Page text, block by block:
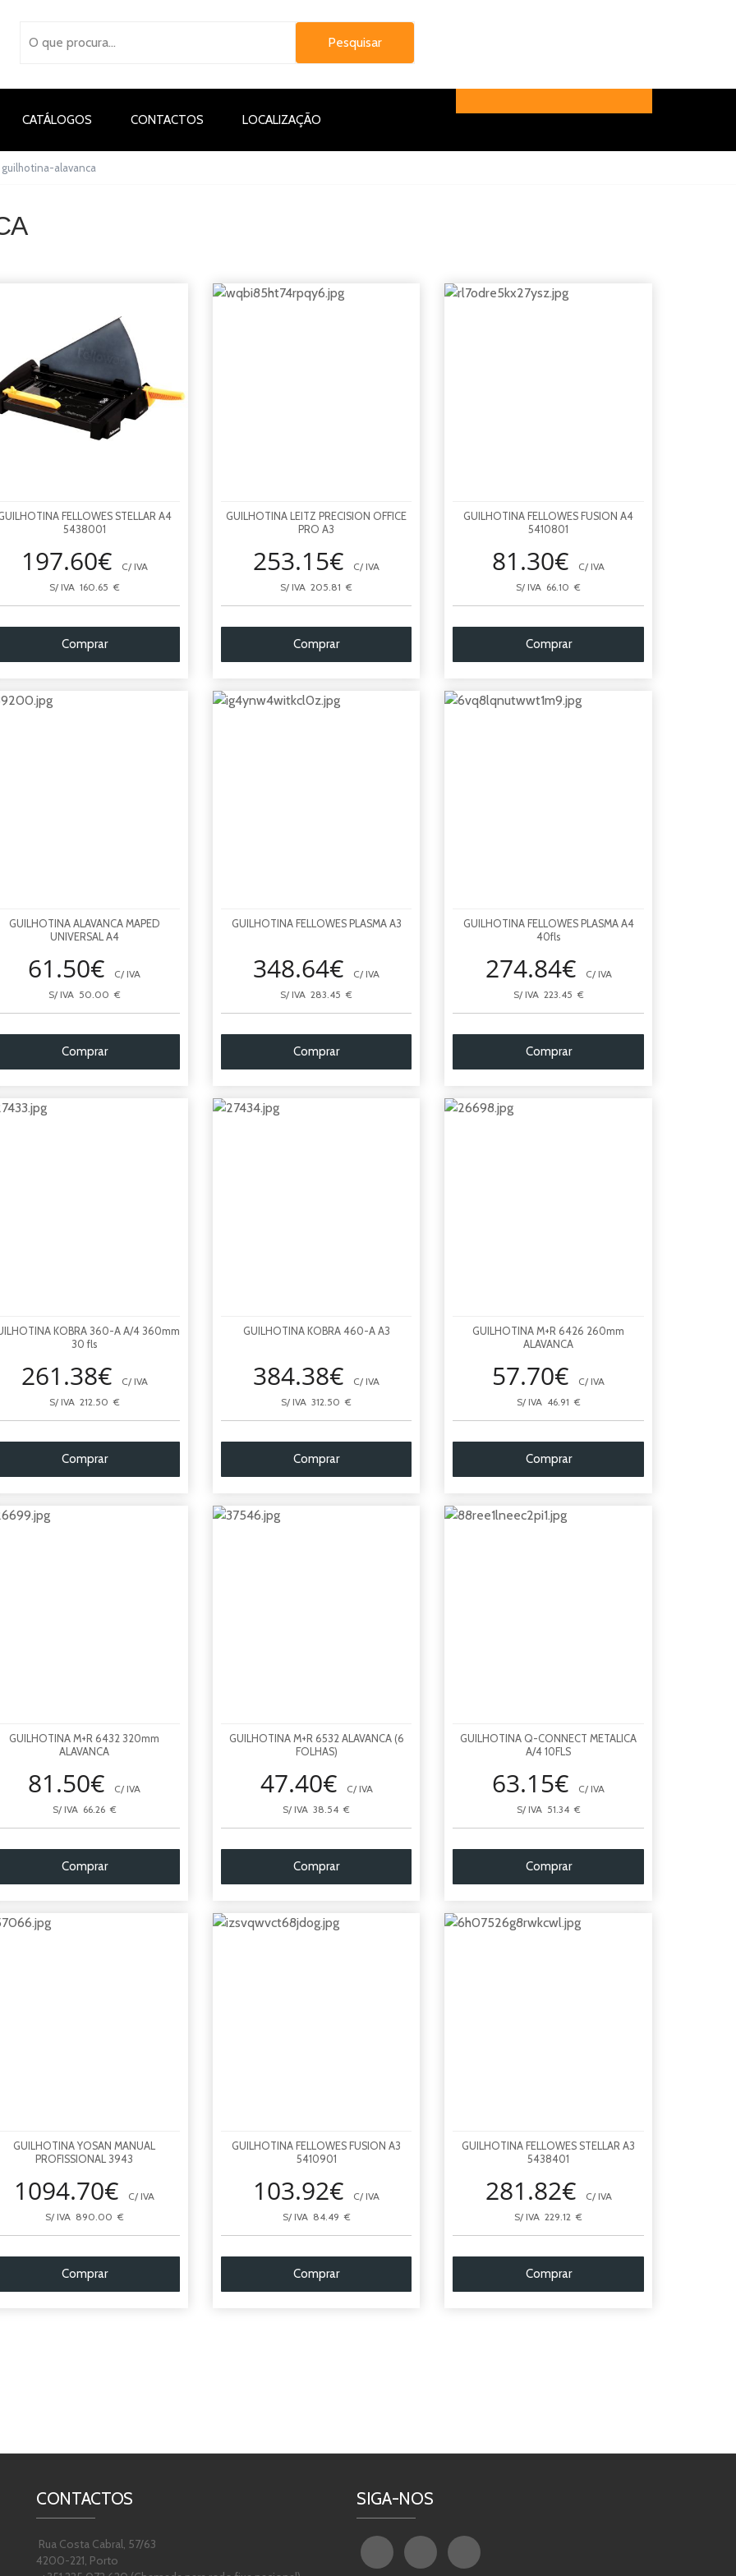
CATÁLOGOS CONTACTOS LOCALIZAÇÃO
guilhotina-alavanca
FELLOWES STELLAR A4
5438001
197.60€
C/ IVA
S/ IVA 160.65 €
Comprar
GUILHOTINA LEITZ PRECISION OFFICE
PRO A3
253.15€
C/ IVA
S/ IVA 205.81 €
Comprar
GUILHOTINA FELLOWES FUSION A4
5410801
81.30€
C/ IVA
S/ IVA 66.10 €
Comprar
GUILHOTINA ALAVANCA MAPED
UNIVERSAL A4
61.50€
C/ IVA
S/ IVA 50.00 €
Comprar
GUILHOTINA FELLOWES PLASMA A3
348.64€
C/ IVA
S/ IVA 283.45 €
Comprar
GUILHOTINA FELLOWES PLASMA A4
40fls
274.84€
C/ IVA
S/ IVA 223.45 €
Comprar
KOBRA 360-A A/4 360mm
30 fls
261.38€
C/ IVA
S/ IVA 212.50 €
Comprar
GUILHOTINA KOBRA 460-A A3
384.38€
C/ IVA
S/ IVA 312.50 €
Comprar
GUILHOTINA M+R 6426 260mm
ALAVANCA
57.70€
C/ IVA
S/ IVA 46.91 €
Comprar
GUILHOTINA M+R 6432 320mm
ALAVANCA
81.50€
C/ IVA
S/ IVA 66.26 €
Comprar
GUILHOTINA M+R 6532 ALAVANCA (6
FOLHAS)
47.40€
C/ IVA
S/ IVA 38.54 €
Comprar
GUILHOTINA Q-CONNECT METALICA
A/4 10FLS
63.15€
C/ IVA
S/ IVA 51.34 €
Comprar
GUILHOTINA YOSAN MANUAL
PROFISSIONAL 3943
1094.70€
C/ IVA
S/ IVA 890.00 €
Comprar
GUILHOTINA FELLOWES FUSION A3
5410901
103.92€
C/ IVA
S/ IVA 84.49 €
Comprar
GUILHOTINA FELLOWES STELLAR A3
5438401
281.82€
C/ IVA
S/ IVA 229.12 €
Comprar
CONTACTOS
Rua Costa Cabral, 57/63
4200-221, Porto
SIGA-NOS